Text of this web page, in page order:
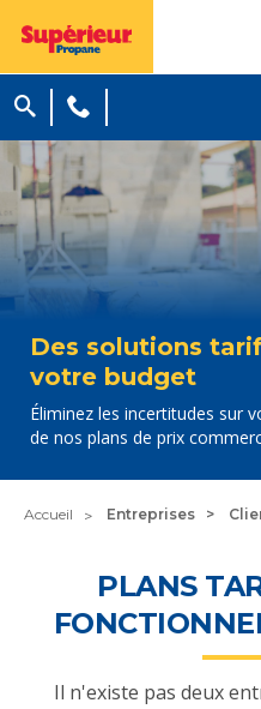
Des solutions
votre budget
Éliminez les incertitudes sur
de nos plans de prix
Accueil Entreprises
PLANS
Il n'existe pas deux